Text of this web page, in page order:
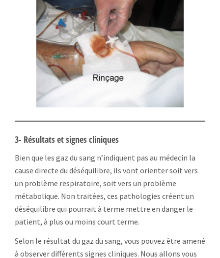
3- Résultats et signes cliniques
Bien que les gaz du sang n’indiquent pas au médecin la
cause directe du déséquilibre, ils vont orienter soit vers
un problème respiratoire, soit vers un problème
métabolique. Non traitées, ces pathologies créent un
déséquilibre qui pourrait à terme mettre en danger le
patient, à plus ou moins court terme.
Selon le résultat du gaz du sang, vous pouvez être amené
à observer différents signes cliniques. Nous allons vous